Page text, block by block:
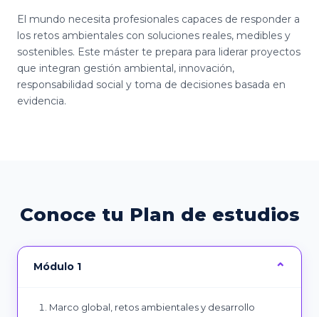
El mundo necesita profesionales capaces de responder a
los retos ambientales con soluciones reales, medibles y
sostenibles. Este máster te prepara para liderar proyectos
que integran gestión ambiental, innovación,
responsabilidad social y toma de decisiones basada en
evidencia.
Conoce tu Plan de estudios
Módulo 1
Marco global, retos ambientales y desarrollo